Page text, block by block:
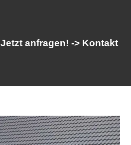
Jetzt anfragen! -> Kontakt